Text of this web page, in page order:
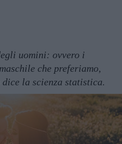
uomini: ovvero i
che preferiamo,
la scienza statistica.